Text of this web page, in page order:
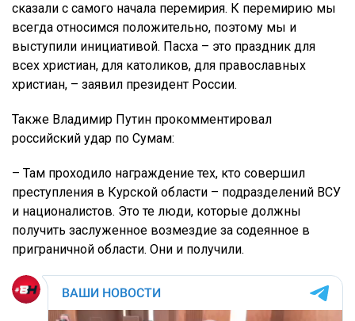
сказали с самого начала перемирия. К перемирию мы
всегда относимся положительно, поэтому мы и
выступили инициативой. Пасха – это праздник для
всех христиан, для католиков, для православных
христиан, – заявил президент России.
Также Владимир Путин прокомментировал
российский удар по Сумам:
– Там проходило награждение тех, кто совершил
преступления в Курской области – подразделений ВСУ
и националистов. Это те люди, которые должны
получить заслуженное возмездие за содеянное в
приграничной области. Они и получили.